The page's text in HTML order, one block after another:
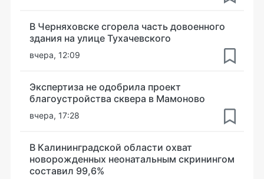
В Черняховске сгорела часть довоенного
здания на улице Тухачевского
вчера, 12:09
Экспертиза не одобрила проект
благоустройства сквера в Мамоново
вчера, 17:28
В Калининградской области охват
новорожденных неонатальным скринингом
составил 99,6%